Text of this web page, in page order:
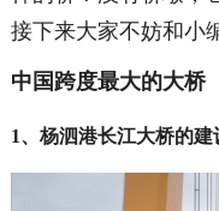
接下来大家不妨和小
中国跨度最大的大桥
1、杨泗港长江大桥的建